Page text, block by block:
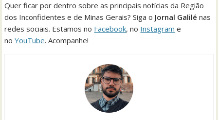
Quer ficar por dentro sobre as principais notícias da Região
dos Inconfidentes e de Minas Gerais? Siga o Jornal Galilé nas
redes sociais. Estamos no Facebook, no Instagram e
noYouTube. Acompanhe!